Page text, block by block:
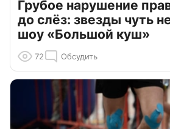
Грубое нарушение
до слёз: звезды чуть
шоу «Большой куш»
72 Обсудить